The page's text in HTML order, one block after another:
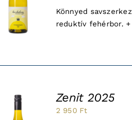
2
750 Ft.
1
Könnyed
reduktív fehérbor.
Zenit 2025
2 950 Ft